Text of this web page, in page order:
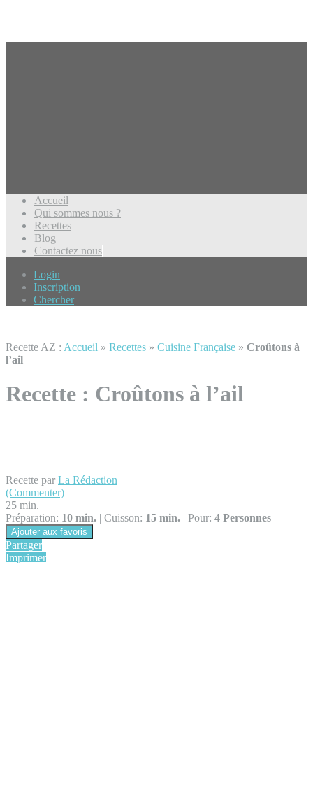
Accueil
Qui sommes nous ?
Recettes
Blog
Contactez nous
Login
Inscription
Chercher
Recette AZ : Accueil » Recettes » Cuisine Française » Croûtons à
l’ail
Recette : Croûtons à l’ail
Recette par La Rédaction
(Commenter)
25 min.
Préparation: 10 min. | Cuisson: 15 min. | Pour: 4 Personnes
Ajouter aux favoris
Partager
Imprimer